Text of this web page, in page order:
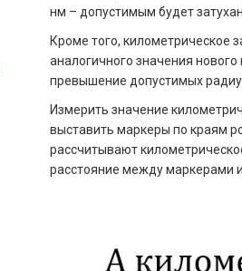
нм – допустимым будет
Кроме того, километрическое
аналогичного значения
превышение допустимых
Измерить значение
выставить маркеры по краям
рассчитывают
расстояние между маркерами